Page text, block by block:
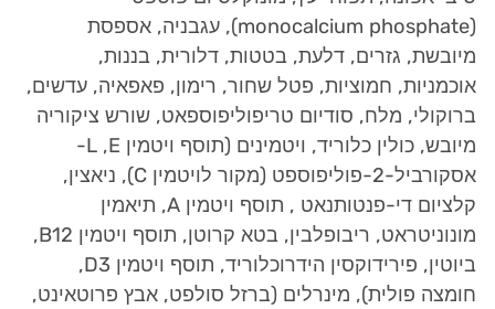
(
monocalcium phosphate), עגבניה, אספסת
מיובשת, גזרים, דלעת, בטטות, דלורית, בננות,
אוכמניות, חמוציות, פטל שחור, רימון, פאפאיה, עדשים,
ברוקולי, מלח, סודיום טריפוליפוספאט, שורש ציקוריה
מיובש, כולין כלוריד, ויטמינים (תוסף ויטמין E
, ‏
L
-
אסקורביל-2-פוליפוספט (מקור לויטמין
C), ניאצין,
קלציום די-פנטותנאט , תוסף ויטמין A, תיאמין
מונוניטראט, ריבופלבין, בטא קרוטן, תוסף ויטמין B12
,
ביוטין, פירידוקסין הידרוכלוריד, תוסף ויטמין D3
,
חומצה פולית), מינרלים (ברזל סולפט, אבץ פרוטאינט,